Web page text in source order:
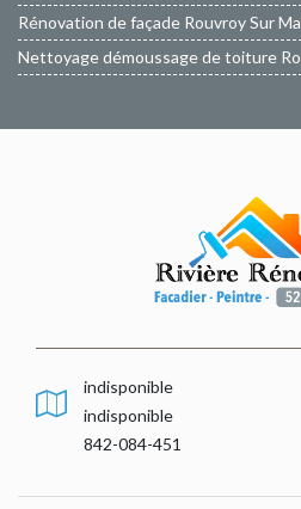
Rénovation de façade Rouvroy Sur
Nettoyage démoussage de toiture
indisponible
indisponible
842-084-451